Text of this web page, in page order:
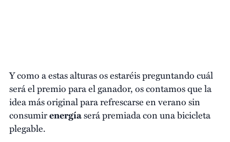
Y como a estas alturas os estaréis preguntando cuál
será el premio para el ganador, os contamos que la
idea más original para refrescarse en verano sin
consumirenergíaserá premiada con una bicicleta
plegable.